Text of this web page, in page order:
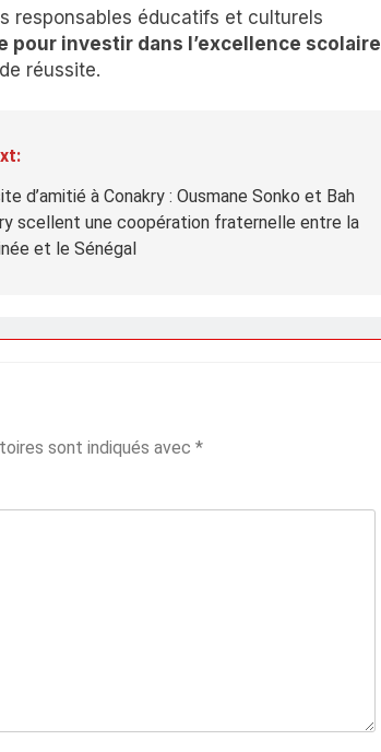
responsables éducatifs et culturels
investir dans l’excellence scolaire
réussite.
d’amitié à Conakry : Ousmane Sonko et Bah
scellent une coopération fraternelle entre la
et le Sénégal
sont indiqués avec *